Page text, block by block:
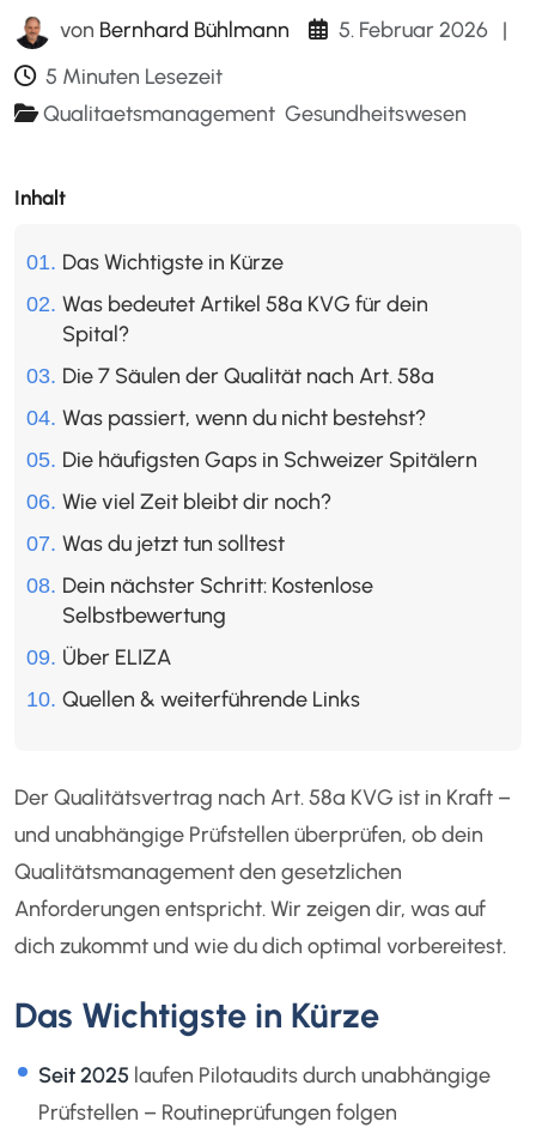
von Bernhard Bühlmann 5. Februar 2026 |
5 Minuten Lesezeit
Qualitaetsmanagement Gesundheitswesen
Inhalt
Das Wichtigste in Kürze
Was bedeutet Artikel 58a KVG für dein
Spital?
Die 7 Säulen der Qualität nach Art. 58a
Was passiert, wenn du nicht bestehst?
Die häufigsten Gaps in Schweizer Spitälern
Wie viel Zeit bleibt dir noch?
Was du jetzt tun solltest
Dein nächster Schritt: Kostenlose
Selbstbewertung
Über ELIZA
Quellen & weiterführende Links
Der Qualitätsvertrag nach Art. 58a KVG ist in Kraft –
und unabhängige Prüfstellen überprüfen, ob dein
Qualitätsmanagement den gesetzlichen
Anforderungen entspricht. Wir zeigen dir, was auf
dich zukommt und wie du dich optimal vorbereitest.
Das Wichtigste in Kürze
Seit 2025 laufen Pilotaudits durch unabhängige
Prüfstellen – Routineprüfungen folgen